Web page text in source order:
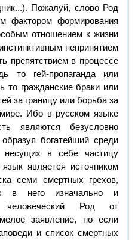
Пожалуй, слово Род
фактором формирования
отношением к жизни
непринятием
препятствием в процессе
то гей-пропаганда или
то гражданские браки или
за границу или борьба за
Ибо в русском языке
являются безусловно
богатейший среди
несущих в себе частицу
является источником
семи смертных грехов,
в него изначально и
человеческий Род от
заявление, но если
и список смертных